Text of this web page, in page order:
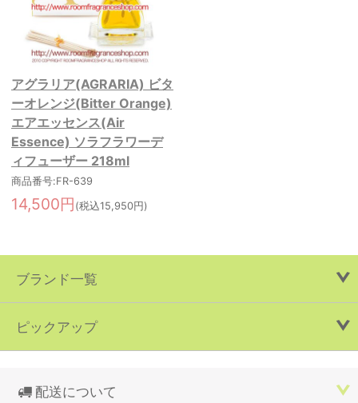
アグラリア(AGRARIA) ビタ
ーオレンジ(Bitter Orange)
エアエッセンス(Air
Essence) ソラフラワーデ
ィフューザー 218ml
商品番号:FR-639
14,500円 (税込15,950円)
ブランド一覧
ピックアップ
配送について